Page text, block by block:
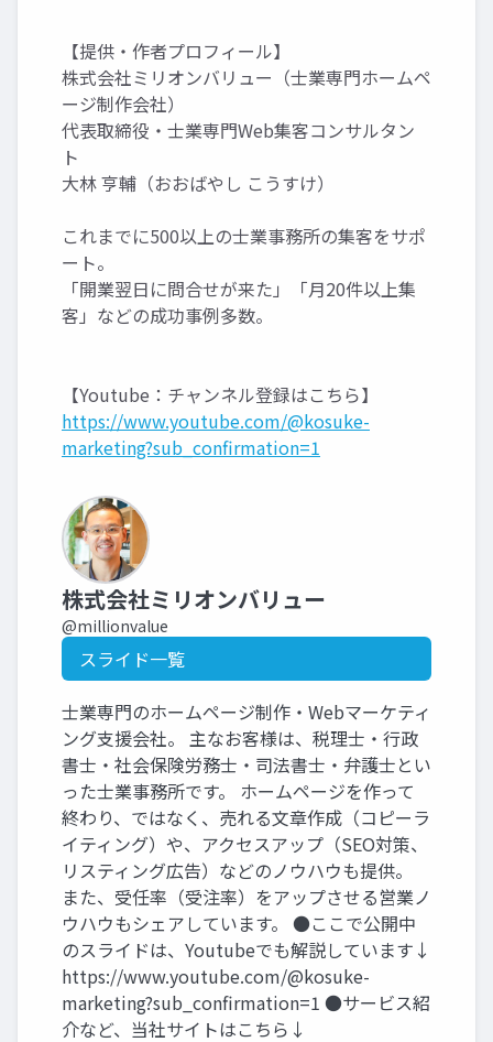
【提供・作者プロフィール】
株式会社ミリオンバリュー（士業専門ホームペ
ージ制作会社）
代表取締役・士業専門Web集客コンサルタン
ト
大林 亨輔（おおばやし こうすけ）
これまでに500以上の士業事務所の集客をサポ
ート。
「開業翌日に問合せが来た」「月20件以上集
客」などの成功事例多数。
【Youtube：チャンネル登録はこちら】
https://www.youtube.com/@kosuke-
marketing?sub_confirmation=1
株式会社ミリオンバリュー
@millionvalue
スライド一覧
士業専門のホームページ制作・Webマーケティ
ング支援会社。 主なお客様は、税理士・行政
書士・社会保険労務士・司法書士・弁護士とい
った士業事務所です。 ホームページを作って
終わり、ではなく、売れる文章作成（コピーラ
イティング）や、アクセスアップ（SEO対策、
リスティング広告）などのノウハウも提供。
また、受任率（受注率）をアップさせる営業ノ
ウハウもシェアしています。 ●ここで公開中
のスライドは、Youtubeでも解説しています↓
https://www.youtube.com/@kosuke-
marketing?sub_confirmation=1 ●サービス紹
介など、当社サイトはこちら↓